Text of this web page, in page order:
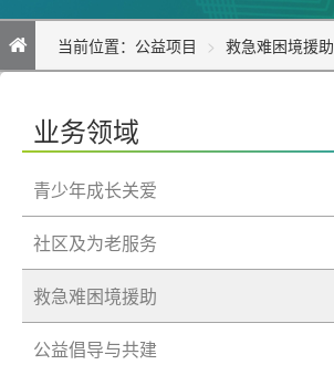
当前位置： 公益项目 救急难困境援助
业务领域
青少年成长关爱
社区及为老服务
救急难困境援助
公益倡导与共建